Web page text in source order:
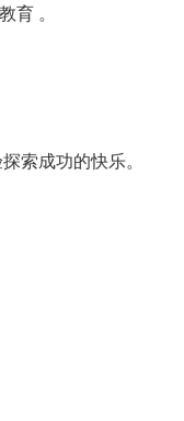
育 。
索成功的快乐。